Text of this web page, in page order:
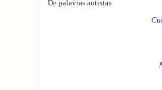
De palavras autistas